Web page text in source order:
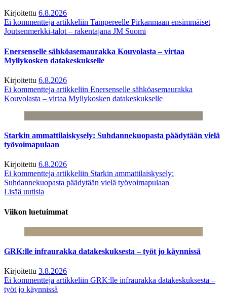
Kirjoitettu 6.8.2026
Ei kommentteja artikkeliin Tampereelle Pirkanmaan ensimmäiset
Joutsenmerkki-talot – rakentajana JM Suomi
Enersenselle sähköasemaurakka Kouvolasta – virtaa
Myllykosken datakeskukselle
Kirjoitettu 6.8.2026
Ei kommentteja artikkeliin Enersenselle sähköasemaurakka
Kouvolasta – virtaa Myllykosken datakeskukselle
Starkin ammattilaiskysely: Suhdannekuopasta päädytään vielä
työvoimapulaan
Kirjoitettu 6.8.2026
Ei kommentteja artikkeliin Starkin ammattilaiskysely:
Suhdannekuopasta päädytään vielä työvoimapulaan
Lisää uutisia
Viikon luetuimmat
GRK:lle infraurakka datakeskuksesta – työt jo käynnissä
Kirjoitettu 3.8.2026
Ei kommentteja artikkeliin GRK:lle infraurakka datakeskuksesta –
työt jo käynnissä